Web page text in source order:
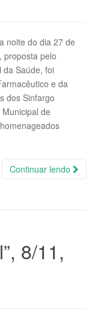
noite do dia 27 de
proposta pelo
da Saúde, foi
e da
dos Sinfargo
de
Continuar lendo
8/11,